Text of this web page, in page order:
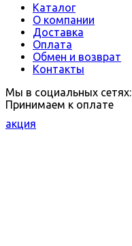
Каталог
О компании
Доставка
Оплата
Обмен и возврат
Контакты
Мы в социальных сетях:
Принимаем к оплате
акция